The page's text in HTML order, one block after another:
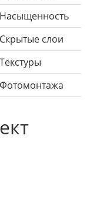
Насыщенность
Скрытые слои
Текстуры
Фотомонтажа